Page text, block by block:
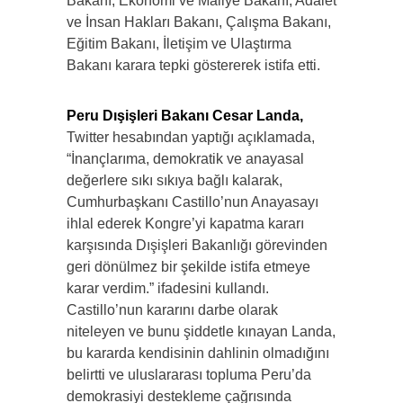
ve İnsan Hakları Bakanı, Çalışma Bakanı,
Eğitim Bakanı, İletişim ve Ulaştırma
Bakanı karara tepki göstererek istifa etti.
Peru Dışişleri Bakanı Cesar Landa,
Twitter hesabından yaptığı açıklamada,
“İnançlarıma, demokratik ve anayasal
değerlere sıkı sıkıya bağlı kalarak,
Cumhurbaşkanı Castillo’nun Anayasayı
ihlal ederek Kongre’yi kapatma kararı
karşısında Dışişleri Bakanlığı görevinden
geri dönülmez bir şekilde istifa etmeye
karar verdim.” ifadesini kullandı.
Castillo’nun kararını darbe olarak
niteleyen ve bunu şiddetle kınayan Landa,
bu kararda kendisinin dahlinin olmadığını
belirtti ve uluslararası topluma Peru’da
demokrasiyi destekleme çağrısında